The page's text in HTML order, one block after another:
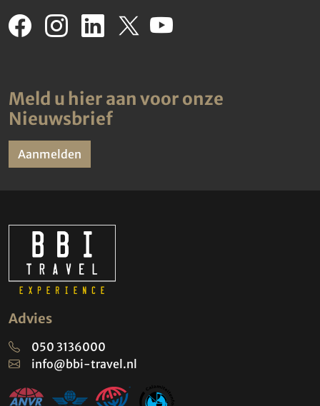
Meld u hier aan voor onze
Nieuwsbrief
Aanmelden
Advies
050 3136000
info@bbi-travel.nl